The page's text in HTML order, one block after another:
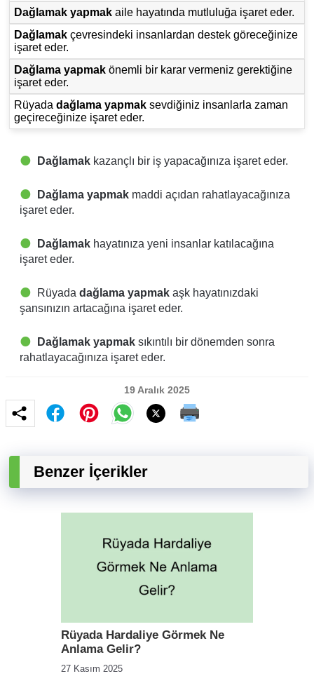
Dağlamak yapmak aile hayatında mutluluğa işaret eder.
Dağlamak çevresindeki insanlardan destek göreceğinize
işaret eder.
Dağlama yapmak önemli bir karar vermeniz gerektiğine
işaret eder.
Rüyadadağlama yapmak sevdiğiniz insanlarla zaman
geçireceğinize işaret eder.
Dağlamak kazançlı bir iş yapacağınıza işaret eder.
Dağlama yapmak maddi açıdan rahatlayacağınıza
işaret eder.
Dağlamak hayatınıza yeni insanlar katılacağına
işaret eder.
Rüyada dağlama yapmak aşk hayatınızdaki
şansınızın artacağına işaret eder.
Dağlamak yapmak sıkıntılı bir dönemden sonra
rahatlayacağınıza işaret eder.
19 Aralık 2025
Benzer İçerikler
Rüyada Hardaliye Görmek Ne
Anlama Gelir?
27 Kasım 2025